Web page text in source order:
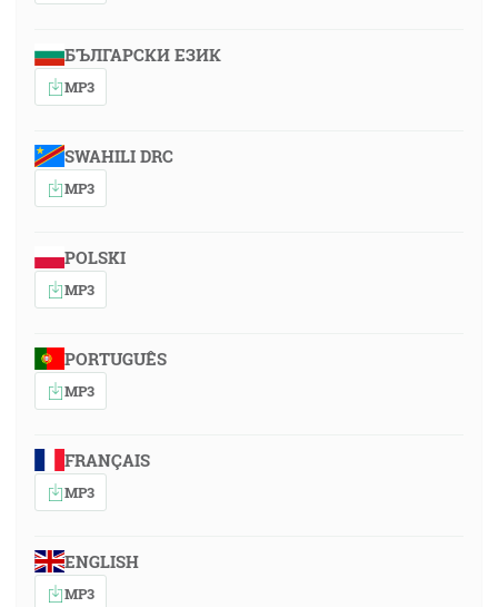
БЪЛГАРСКИ ЕЗИК
MP3
SWAHILI DRC
MP3
POLSKI
MP3
PORTUGUÊS
MP3
FRANÇAIS
MP3
ENGLISH
MP3